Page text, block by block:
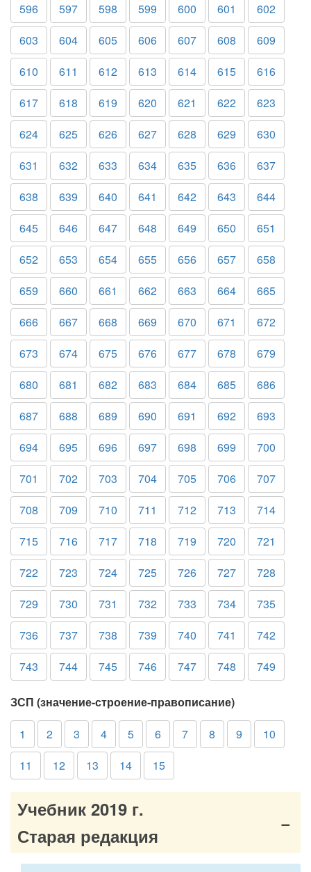
596
597 598 599 600 601
602
603
604 605 606 607 608
609
610
611 612 613 614 615
616
617
618 619 620 621 622
623
624
625 626 627 628 629
630
631
632 633 634 635 636
637
638
639 640 641 642 643
644
645
646 647 648 649 650
651
652
653 654 655 656 657
658
659
660 661 662 663 664
665
666
667 668 669 670 671
672
673
674 675 676 677 678
679
680
681 682 683 684 685
686
687
688 689 690 691 692
693
694
695 696 697 698 699
700
701
702 703 704 705 706
707
708
709 710 711 712 713
714
715
716 717 718 719 720
721
722
723 724 725 726 727
728
729
730 731 732 733 734
735
736
737 738 739 740 741
742
743
744 745 746 747 748 749
ЗСП (значение-строение-правописание)
1
2 3 4 5 6 7 8 9
10
11
12 13 14 15
Учебник 2019 г.
Старая редакция